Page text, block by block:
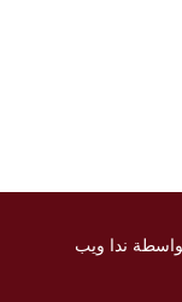
ندا ويب